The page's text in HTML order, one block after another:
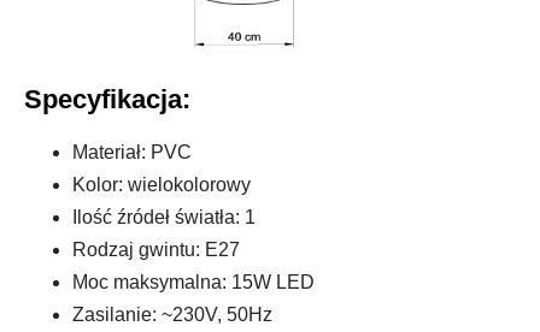
Specyfikacja:
Materiał: PVC
Kolor: wielokolorowy
Ilość źródeł światła: 1
Rodzaj gwintu: E27
Moc maksymalna: 15W LED
Zasilanie: ~230V, 50Hz